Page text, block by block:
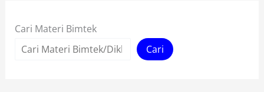
Cari Materi Bimtek
Cari